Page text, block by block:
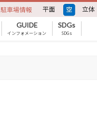
駐車場情報 立体
平面
GUIDE
インフォメーション
SDGs
SDGs